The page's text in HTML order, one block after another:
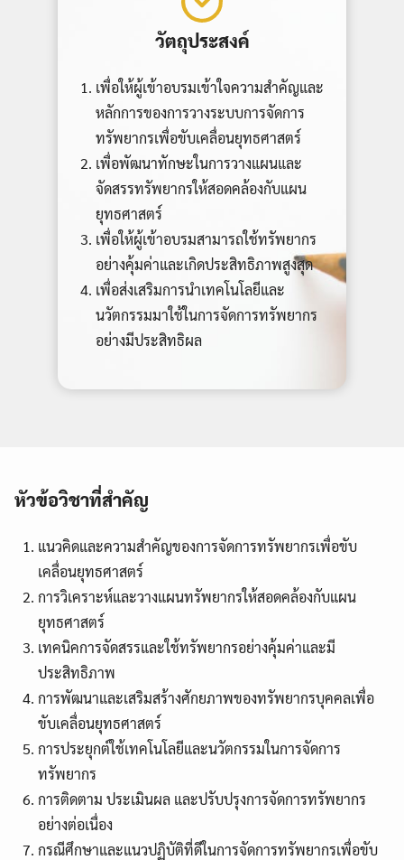
วัตถุประสงค์
เพื่อให้ผู้เข้าอบรมเข้าใจความสำคัญและ
หลักการของการวางระบบการจัดการ
ทรัพยากรเพื่อขับเคลื่อนยุทธศาสตร์
เพื่อพัฒนาทักษะในการวางแผนและ
จัดสรรทรัพยากรให้สอดคล้องกับแผน
ยุทธศาสตร์
เพื่อให้ผู้เข้าอบรมสามารถใช้ทรัพยากร
อย่างคุ้มค่าและเกิดประสิทธิภาพสูงสุด
เพื่อส่งเสริมการนำเทคโนโลยีและ
นวัตกรรมมาใช้ในการจัดการทรัพยากร
อย่างมีประสิทธิผล
หัวข้อวิชาที่สำคัญ
แนวคิดและความสำคัญของการจัดการทรัพยากรเพื่อขับ
เคลื่อนยุทธศาสตร์
การวิเคราะห์และวางแผนทรัพยากรให้สอดคล้องกับแผน
ยุทธศาสตร์
เทคนิคการจัดสรรและใช้ทรัพยากรอย่างคุ้มค่าและมี
ประสิทธิภาพ
การพัฒนาและเสริมสร้างศักยภาพของทรัพยากรบุคคลเพื่อ
ขับเคลื่อนยุทธศาสตร์
การประยุกต์ใช้เทคโนโลยีและนวัตกรรมในการจัดการ
ทรัพยากร
การติดตาม ประเมินผล และปรับปรุงการจัดการทรัพยากร
อย่างต่อเนื่อง
กรณีศึกษาและแนวปฏิบัติที่ดีในการจัดการทรัพยากรเพื่อขับ